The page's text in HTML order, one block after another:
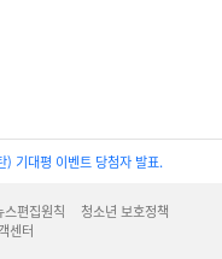
기대평 이벤트 당첨자 발표.
스편집원칙
청소년 보호정책
센터